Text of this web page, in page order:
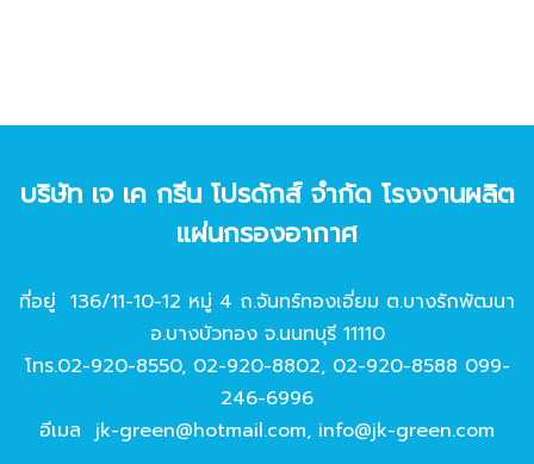
บริษัท เจ เค กรีน โปรดักส์ จํากัด โรงงานผลิต
แผ่นกรองอากาศ
ที่อยู่ 136/11-10-12 หมู่ 4 ถ.จันทร์ทองเอี่ยม ต.บางรักพัฒนา
อ.บางบัวทอง จ.นนทบุรี 11110
โทร.02-920-8550, 02-920-8802, 02-920-8588 099-
246-6996
อีเมล jk-green@hotmail.com, info@jk-green.com